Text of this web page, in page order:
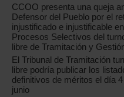
CCOO presenta una queja
Defensor del Pueblo por el
injustificado e injustificable
Procesos Selectivos del
libre de Tramitación y
El Tribunal de Tramitación
libre podría publicar los
definitivos de méritos el día
junio